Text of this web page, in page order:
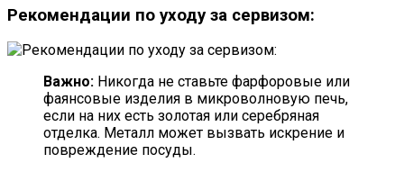
Рекомендации по уходу за сервизом:
Важно: Никогда не ставьте фарфоровые или
фаянсовые изделия в микроволновую печь,
если на них есть золотая или серебряная
отделка. Металл может вызвать искрение и
повреждение посуды.